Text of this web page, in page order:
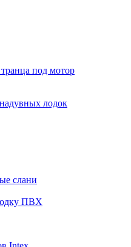
под мотор
лодок
слани
ПВХ